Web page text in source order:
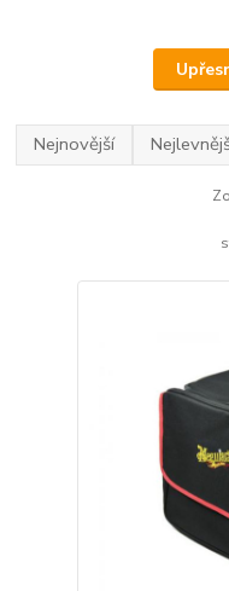
Nejnovější